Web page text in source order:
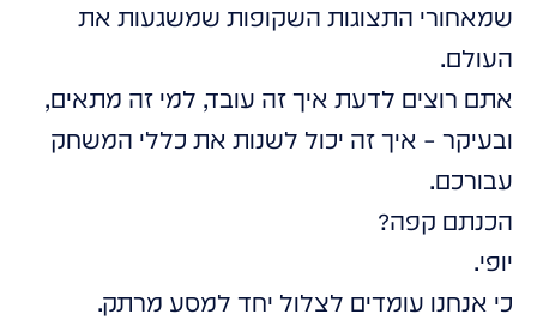
שמאחורי התצוגות השקופות שמשגעות את
העולם.
אתם רוצים לדעת איך זה עובד, למי זה מתאים,
ובעיקר – איך זה יכול לשנות את כללי המשחק
עבורכם.
הכנתם קפה?
יופי.
כי אנחנו עומדים לצלול יחד למסע מרתק.